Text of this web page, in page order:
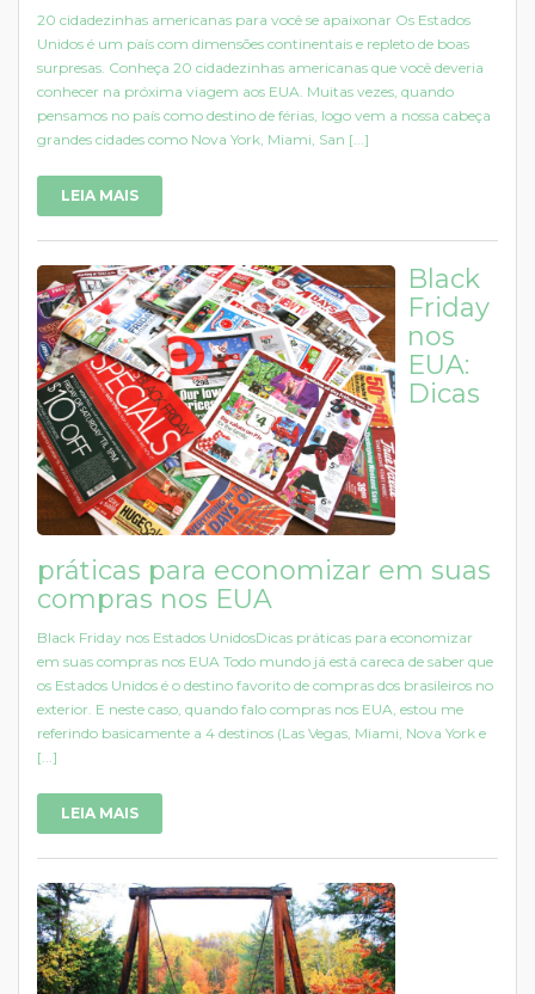
20 cidadezinhas americanas para você se apaixonar Os Estados
Unidos é um país com dimensões continentais e repleto de boas
surpresas. Conheça 20 cidadezinhas americanas que você deveria
conhecer na próxima viagem aos EUA. Muitas vezes, quando
pensamos no país como destino de férias, logo vem a nossa cabeça
grandes cidades como Nova York, Miami, San [...]
LEIA MAIS
Black
Friday
nos
EUA:
Dicas
práticas para economizar em suas
compras nos EUA
Black Friday nos Estados UnidosDicas práticas para economizar
em suas compras nos EUA Todo mundo já está careca de saber que
os Estados Unidos é o destino favorito de compras dos brasileiros no
exterior. E neste caso, quando falo compras nos EUA, estou me
referindo basicamente a 4 destinos (Las Vegas, Miami, Nova York e
[...]
LEIA MAIS